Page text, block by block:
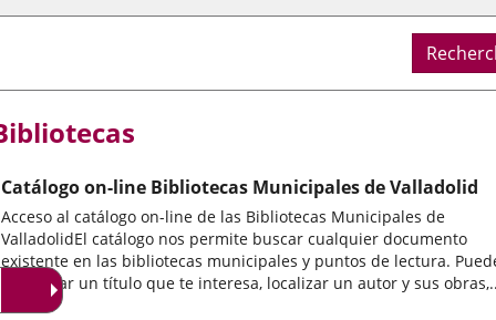
Catálogo on-line Bibliotecas Municipales de Valladolid
Acceso al catálogo on-line de las Bibliotecas Municipales de
ValladolidEl catálogo nos permite buscar cualquier documento
existente en las bibliotecas municipales y puntos de lectura.
encontrar un título que te interesa, localizar un autor y sus